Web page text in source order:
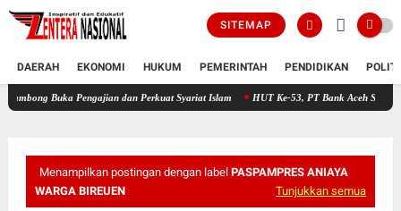
SITEMAP
DAERAH EKONOMI HUKUM PEMERINTAH PENDIDIKAN
Pengajian dan Perkuat Syariat Islam HUT Ke-53, PT Bank Aceh Syariah KC
Menampilkan postingan dengan label PASPAMPRES ANIAYA
WARGA BIREUEN
Tunjukkan semua